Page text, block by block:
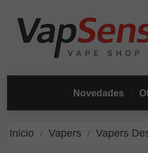
Novedades
Inicio Vapers Vapers